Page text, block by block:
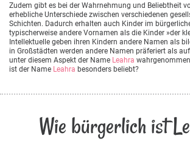
Zudem gibt es bei der Wahrnehmung und Beliebtheit
erhebliche Unterschiede zwischen verschiedenen
Schichten. Dadurch erhalten auch Kinder im
typischerweise andere Vornamen als die Kinder »der
Intellektuelle geben ihren Kindern andere Namen als
in Großstädten werden andere Namen präferiert als
unter diesem Aspekt der Name Leahra
ist der Name Leahra besonders beliebt?
Wie bürgerlich ist